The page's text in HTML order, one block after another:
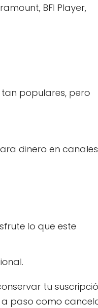
BFI Player,
populares, pero
dinero en canales
lo que este
tu
a paso como